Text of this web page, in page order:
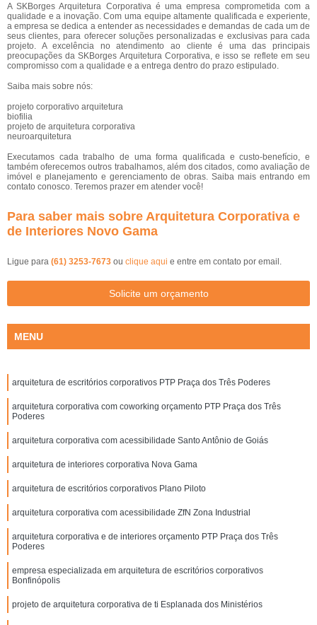
A SKBorges Arquitetura Corporativa é uma empresa comprometida com a
qualidade e a inovação. Com uma equipe altamente qualificada e experiente,
a empresa se dedica a entender as necessidades e demandas de cada um de
seus clientes, para oferecer soluções personalizadas e exclusivas para cada
projeto. A excelência no atendimento ao cliente é uma das principais
preocupações da SKBorges Arquitetura Corporativa, e isso se reflete em seu
compromisso com a qualidade e a entrega dentro do prazo estipulado.
Saiba mais sobre nós:
projeto corporativo arquitetura
biofilia
projeto de arquitetura corporativa
neuroarquitetura
Executamos cada trabalho de uma forma qualificada e custo-benefício, e
também oferecemos outros trabalhamos, além dos citados, como avaliação de
imóvel e planejamento e gerenciamento de obras. Saiba mais entrando em
contato conosco. Teremos prazer em atender você!
Para saber mais sobre Arquitetura Corporativa e
de Interiores Novo Gama
Ligue para (61) 3253-7673 ou clique aqui e entre em contato por email.
Solicite um orçamento
MENU
arquitetura de escritórios corporativos PTP Praça dos Três Poderes
arquitetura corporativa com coworking orçamento PTP Praça dos Três
Poderes
arquitetura corporativa com acessibilidade Santo Antônio de Goiás
arquitetura de interiores corporativa Nova Gama
arquitetura de escritórios corporativos Plano Piloto
arquitetura corporativa com acessibilidade ZfN Zona Industrial
arquitetura corporativa e de interiores orçamento PTP Praça dos Três
Poderes
empresa especializada em arquitetura de escritórios corporativos
Bonfinópolis
projeto de arquitetura corporativa de ti Esplanada dos Ministérios